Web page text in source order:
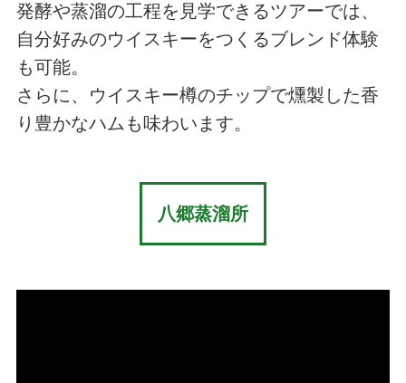
発酵や蒸溜の工程を見学できるツアーでは、
自分好みのウイスキーをつくるブレンド体験
も可能。
さらに、ウイスキー樽のチップで燻製した香
り豊かなハムも味わいます。
八郷蒸溜所